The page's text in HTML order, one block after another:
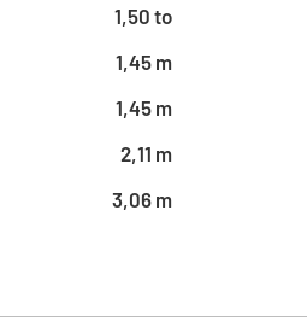
1,50 to
1,45 m
1,45 m
2,11 m
3,06 m